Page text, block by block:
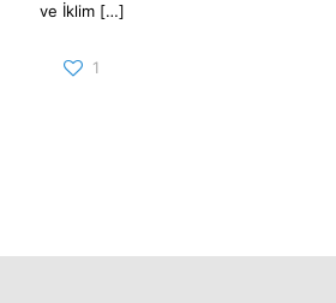
ve İklim […]
1